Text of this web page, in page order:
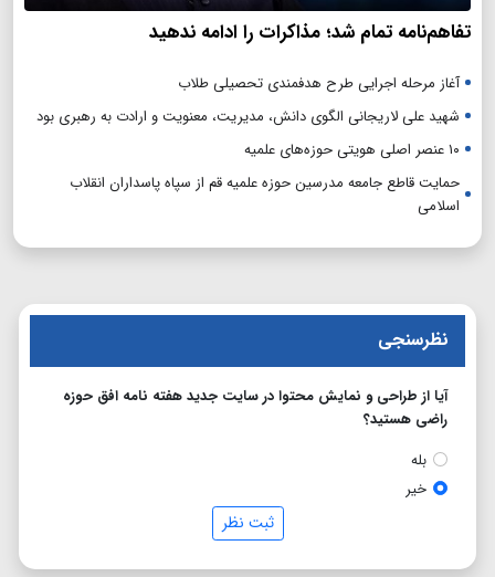
تفاهم‌نامه تمام شد؛ مذاکرات را ادامه ندهید
آغاز مرحله اجرایی طرح هدفمندی تحصیلی طلاب
شهید علی لاریجانی الگوی دانش، مدیریت، معنویت و ارادت به رهبری بود
۱۰ عنصر اصلی هویتی حوزه‌های علمیه
حمایت قاطع جامعه مدرسین حوزه علمیه قم از سپاه پاسداران انقلاب
اسلامی
نظرسنجی
آیا از طراحی و نمایش محتوا در سایت جدید هفته نامه افق حوزه
راضی هستید؟
بله
خیر
ثبت نظر